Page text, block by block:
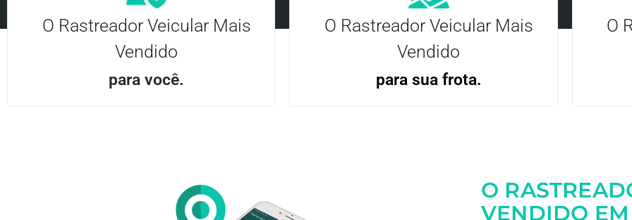
O Rastreador Veicular Mais
Vendido
para você.
Entre em contato
O Rastreador Veicular Mais
Vendido
para sua frota.
O
O
VENDIDO